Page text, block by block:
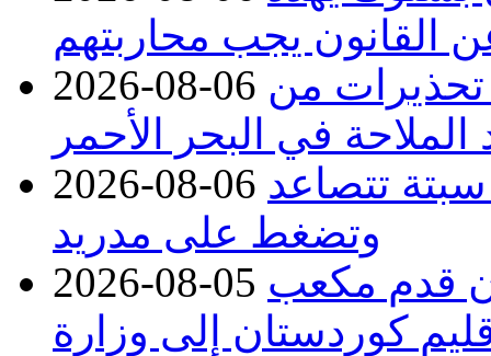
القانون يجب محاربتهم
2026-08-06 من
الملاحة في البحر الأحمر
2026-08-06 تتصاعد
وتضغط على مدريد
2026-08-05 توريد 100 مليون قدم مكعب
كوردستان إلى وزارة